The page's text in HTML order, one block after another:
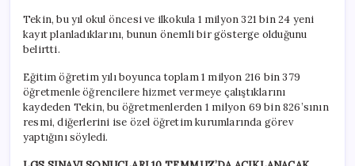
Tekin, bu yıl okul öncesi ve ilkokula 1 milyon 321 bin 24 yeni
kayıt planladıklarını, bunun önemli bir gösterge olduğunu
belirtti.
Eğitim öğretim yılı boyunca toplam 1 milyon 216 bin 379
öğretmenle öğrencilere hizmet vermeye çalıştıklarını
kaydeden Tekin, bu öğretmenlerden 1 milyon 69 bin 826’sının
resmi, diğerlerini ise özel öğretim kurumlarında görev
yaptığını söyledi.